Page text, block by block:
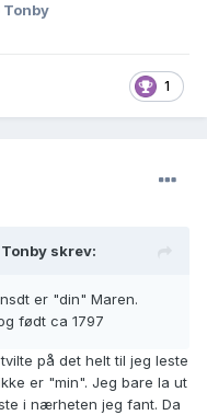
Tonby
1
skrev:
er "din" Maren.
født ca 1797
på det helt til jeg leste
er "min". Jeg bare la ut
i nærheten jeg fant. Da